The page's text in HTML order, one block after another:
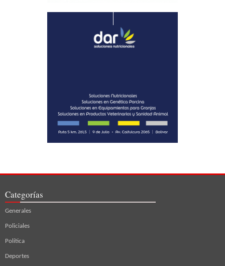
Categorías
Generales
Policiales
Política
Deportes